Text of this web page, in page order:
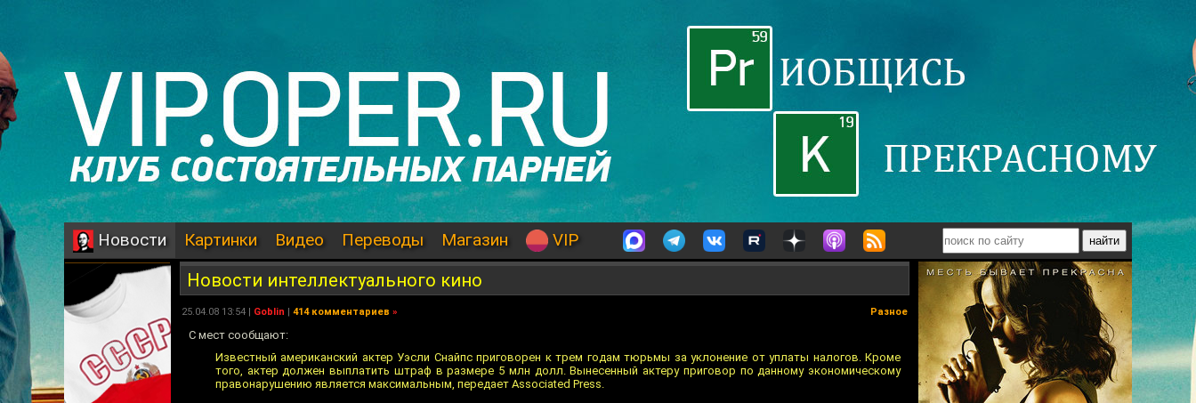
Новости Картинки Видео Переводы Магазин VIP
Новости интеллектуального кино
25.04.08 13:54 | Goblin | 414 комментариев » Разное
С мест сообщают:
Известный американский актер Уэсли Снайпс приговорен к трем годам тюрьмы за уклонение от уплаты налогов. Кроме
того, актер должен выплатить штраф в размере 5 млн долл. Вынесенный актеру приговор по данному экономическому
правонарушению является максимальным, передает Associated Press.